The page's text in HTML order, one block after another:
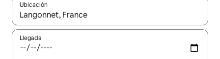
Ubicación
Cuando los resultados estén disponibles, podrás navegar
Llegada